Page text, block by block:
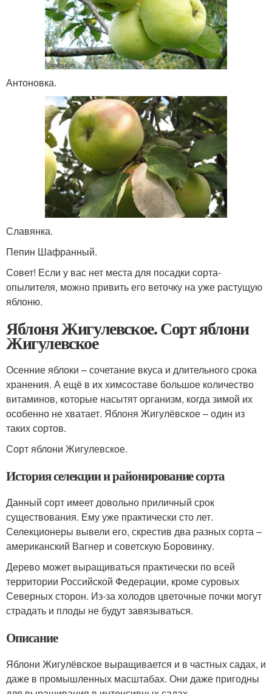
Антоновка.
Славянка.
Пепин Шафранный.
Совет! Если у вас нет места для посадки сорта-
опылителя, можно привить его веточку на уже растущую
яблоню.
Яблоня Жигулевское. Сорт яблони
Жигулевское
Осенние яблоки – сочетание вкуса и длительного срока
хранения. А ещё в их химсоставе большое количество
витаминов, которые насытят организм, когда зимой их
особенно не хватает. Яблоня Жигулёвское – один из
таких сортов.
Сорт яблони Жигулевское.
История селекции и районирование сорта
Данный сорт имеет довольно приличный срок
существования. Ему уже практически сто лет.
Селекционеры вывели его, скрестив два разных сорта –
американский Вагнер и советскую Боровинку.
Дерево может выращиваться практически по всей
территории Российской Федерации, кроме суровых
Северных сторон. Из-за холодов цветочные почки могут
страдать и плоды не будут завязываться.
Описание
Яблони Жигулёвское выращивается и в частных садах, и
даже в промышленных масштабах. Они даже пригодны